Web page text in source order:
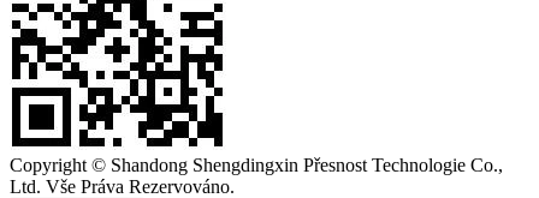
Copyright © Shandong Shengdingxin Přesnost Technologie Co.,
Ltd. Vše Práva Rezervováno.